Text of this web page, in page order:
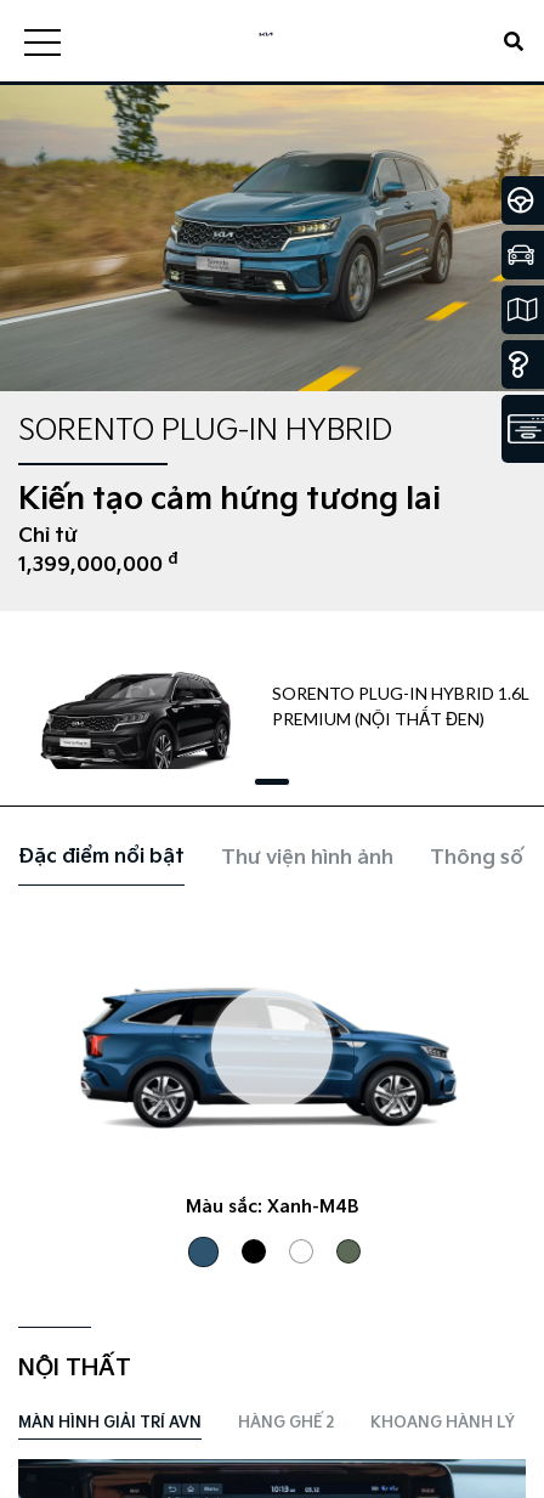
SORENTO PLUG-IN HYBRID
Kiến tạo cảm hứng tương lai
Chỉ từ
1,399,000,000 đ
SORENTO PLUG-IN HYBRID 1.6L
PREMIUM (NỘI THẤT ĐEN)
Đặc điểm nổi bật Thư viện hình ảnh Thông số
Màu sắc: Xanh-M4B
NỘI THẤT
MÀN HÌNH GIẢI TRÍ AVN HÀNG GHẾ 2 KHOANG HÀNH LÝ